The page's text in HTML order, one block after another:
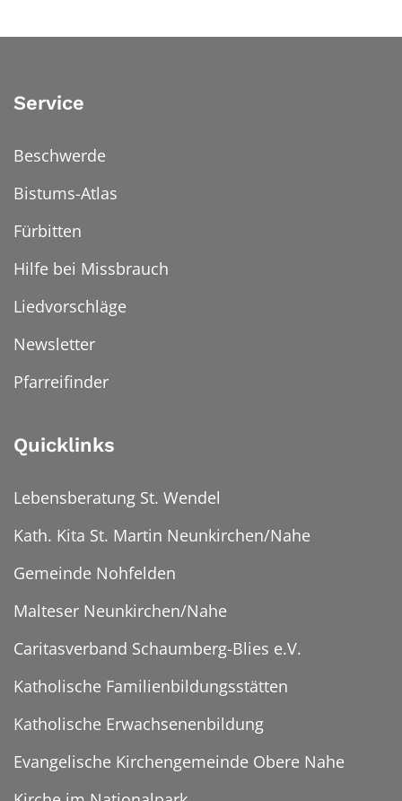
Service
Beschwerde
Bistums-Atlas
Fürbitten
Hilfe bei Missbrauch
Liedvorschläge
Newsletter
Pfarreifinder
Quicklinks
Lebensberatung St. Wendel
Kath. Kita St. Martin Neunkirchen/Nahe
Gemeinde Nohfelden
Malteser Neunkirchen/Nahe
Caritasverband Schaumberg-Blies e.V.
Katholische Familienbildungsstätten
Katholische Erwachsenenbildung
Evangelische Kirchengemeinde Obere Nahe